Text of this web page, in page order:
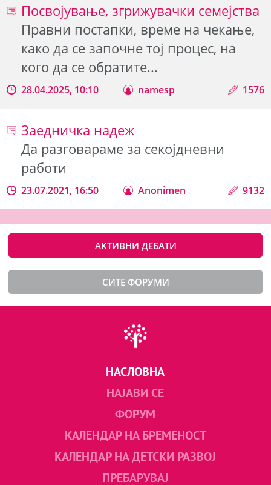
Посвојување, згрижувачки семејства
Правни постапки, време на чекање,
како да се започне тој процес, на
кого да се обратите...
28.04.2025, 10:10 namesp 1576
Заедничка надеж
Да разговараме за секојдневни
работи
23.07.2021, 16:50 Anonimen 9132
АКТИВНИ ДЕБАТИ
СИТЕ ФОРУМИ
НАСЛОВНА
НАЈАВИ СЕ
ФОРУМ
КАЛЕНДАР НА БРЕМЕНОСТ
КАЛЕНДАР НА ДЕТСКИ РАЗВОЈ
ПРЕБАРУВАЈ